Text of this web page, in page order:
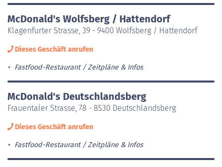
McDonald's Wolfsberg / Hattendorf
Klagenfurter Strasse, 39 - 9400 Wolfsberg / Hattendorf
Dieses Geschäft anrufen
Fastfood-Restaurant Zeitpläne & Infos
McDonald's Deutschlandsberg
Frauentaler Strasse, 78 - 8530 Deutschlandsberg
Dieses Geschäft anrufen
Fastfood-Restaurant Zeitpläne & Infos